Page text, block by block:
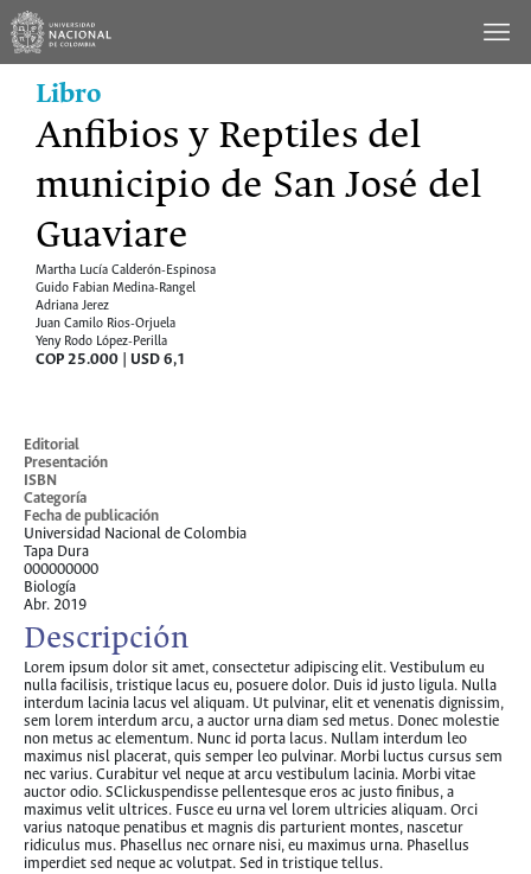
Saltar
contenido
Libro
Anfibios y Reptiles del
municipio de San José del
Guaviare
Martha Lucía Calderón-Espinosa
Guido Fabian Medina-Rangel
Adriana Jerez
Juan Camilo Rios-Orjuela
Yeny Rodo López-Perilla
COP 25.000 | USD 6,1
Editorial
Presentación
ISBN
Categoría
Fecha de publicación
Universidad Nacional de Colombia
Tapa Dura
000000000
Biología
Abr. 2019
Descripción
Lorem ipsum dolor sit amet, consectetur adipiscing elit. Vestibulum eu
nulla facilisis, tristique lacus eu, posuere dolor. Duis id justo ligula. Nulla
interdum lacinia lacus vel aliquam. Ut pulvinar, elit et venenatis dignissim,
sem lorem interdum arcu, a auctor urna diam sed metus. Donec molestie
non metus ac elementum. Nunc id porta lacus. Nullam interdum leo
maximus nisl placerat, quis semper leo pulvinar. Morbi luctus cursus sem
nec varius. Curabitur vel neque at arcu vestibulum lacinia. Morbi vitae
auctor odio. SClickuspendisse pellentesque eros ac justo finibus, a
maximus velit ultrices. Fusce eu urna vel lorem ultricies aliquam. Orci
varius natoque penatibus et magnis dis parturient montes, nascetur
ridiculus mus. Phasellus nec ornare nisi, eu maximus urna. Phasellus
imperdiet sed neque ac volutpat. Sed in tristique tellus.